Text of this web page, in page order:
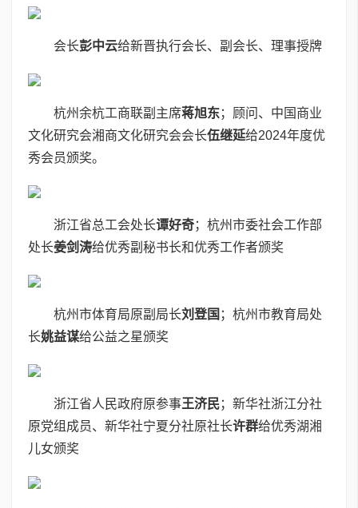
会长彭中云给新晋执行会长、副会长、理事授牌
杭州余杭工商联副主席蒋旭东；顾问、中国商业
文化研究会湘商文化研究会会长伍继延给2024年度优
秀会员颁奖。
浙江省总工会处长谭好奇；杭州市委社会工作部
处长姜剑涛给优秀副秘书长和优秀工作者颁奖
杭州市体育局原副局长刘登国 ；杭州市教育局处
长姚益谋给公益之星颁奖
浙江省人民政府原参事王济民；新华社浙江分社
原党组成员、新华社宁夏分社原社长许群给优秀湖湘
儿女颁奖